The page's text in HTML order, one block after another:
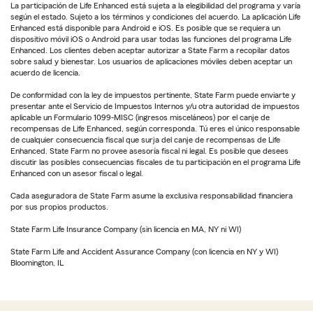
La participación de Life Enhanced está sujeta a la elegibilidad del programa y varía
según el estado. Sujeto a los términos y condiciones del acuerdo. La aplicación Life
Enhanced está disponible para Android e iOS. Es posible que se requiera un
dispositivo móvil iOS o Android para usar todas las funciones del programa Life
Enhanced. Los clientes deben aceptar autorizar a State Farm a recopilar datos
sobre salud y bienestar. Los usuarios de aplicaciones móviles deben aceptar un
acuerdo de licencia.
De conformidad con la ley de impuestos pertinente, State Farm puede enviarte y
presentar ante el Servicio de Impuestos Internos y/u otra autoridad de impuestos
aplicable un Formulario 1099-MISC (ingresos misceláneos) por el canje de
recompensas de Life Enhanced, según corresponda. Tú eres el único responsable
de cualquier consecuencia fiscal que surja del canje de recompensas de Life
Enhanced. State Farm no provee asesoría fiscal ni legal. Es posible que desees
discutir las posibles consecuencias fiscales de tu participación en el programa Life
Enhanced con un asesor fiscal o legal.
Cada aseguradora de State Farm asume la exclusiva responsabilidad financiera
por sus propios productos.
State Farm Life Insurance Company (sin licencia en MA, NY ni WI)
State Farm Life and Accident Assurance Company (con licencia en NY y WI)
Bloomington, IL